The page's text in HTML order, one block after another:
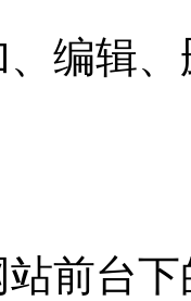
编辑
前台